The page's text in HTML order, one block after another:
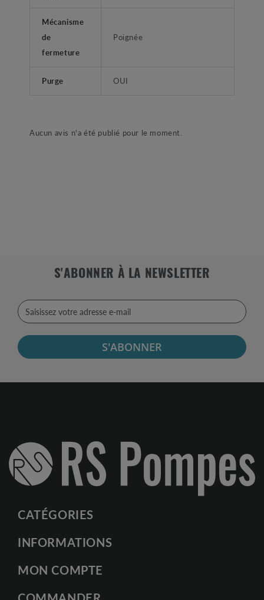
Mécanisme
de
fermeture
Poignée
Purge OUI
Aucun avis n'a été publié pour le moment.
S'ABONNER À LA NEWSLETTER
S'ABONNER
CATÉGORIES
INFORMATIONS
MON COMPTE